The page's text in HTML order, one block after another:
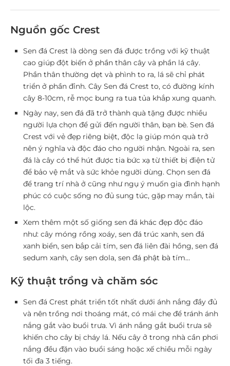
Nguồn gốc Crest
Sen đá Crest là dòng sen đá được trồng với kỹ thuật
cao giúp đột biến ở phần thân cây và phần lá cây.
Phần thân thường dẹt và phình to ra, lá sẽ chỉ phát
triển ở phần đỉnh. Cây Sen đá Crest to, có đường kính
cây 8-10cm, rễ mọc bung ra tua tủa khắp xung quanh.
Ngày nay, sen đá đã trở thành quà tặng được nhiều
người lựa chọn để gửi đến người thân, bạn bè. Sen đá
Crest với vẻ đẹp riêng biệt, độc lạ giúp món quà trở
nên ý nghĩa và độc đáo cho người nhận. Ngoài ra, sen
đá là cây có thể hút được tia bức xạ từ thiết bị điện tử
để bảo vệ mắt và sức khỏe người dùng. Chọn sen đá
để trang trí nhà ở cũng như ngụ ý muốn gia đình hạnh
phúc có cuộc sống no đủ sung túc, gặp may mắn, tài
lộc.
Xem thêm một số giống sen đá khác đẹp độc đáo
như: cây móng rồng xoáy, sen đá trúc xanh, sen đá
xanh biển, sen bắp cải tím, sen đá liên đài hồng, sen đá
sedum xanh, cây sen dola, sen đá phật bà tím…
Kỹ thuật trồng và chăm sóc
Sen đá Crest phát triển tốt nhất dưới ánh nắng đầy đủ
và nên trồng nơi thoáng mát, có mái che để tránh ánh
nắng gắt vào buổi trưa. Vì ánh nắng gắt buổi trưa sẽ
khiến cho cây bị cháy lá. Nếu cây ở trong nhà cần phơi
nắng đều đặn vào buổi sáng hoặc xế chiều mỗi ngày
tối đa 3 tiếng.